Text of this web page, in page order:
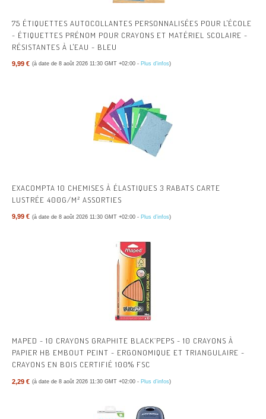
75 ÉTIQUETTES AUTOCOLLANTES PERSONNALISÉES POUR L'ÉCOLE
- ÉTIQUETTES PRÉNOM POUR CRAYONS ET MATÉRIEL SCOLAIRE -
RÉSISTANTES À L'EAU - BLEU
9,99 € (à date de 8 août 2026 11:30 GMT +02:00 - Plus d’infos)
EXACOMPTA 10 CHEMISES À ÉLASTIQUES 3 RABATS CARTE
LUSTRÉE 400G/M² ASSORTIES
9,99 € (à date de 8 août 2026 11:30 GMT +02:00 - Plus d’infos)
MAPED - 10 CRAYONS GRAPHITE BLACK’PEPS - 10 CRAYONS À
PAPIER HB EMBOUT PEINT - ERGONOMIQUE ET TRIANGULAIRE -
CRAYONS EN BOIS CERTIFIÉ 100% FSC
2,29 € (à date de 8 août 2026 11:30 GMT +02:00 - Plus d’infos)